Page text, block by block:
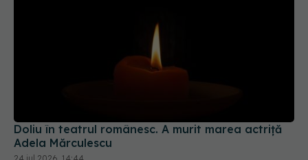
Doliu în teatrul românesc. A murit marea actriță
Adela Mărculescu